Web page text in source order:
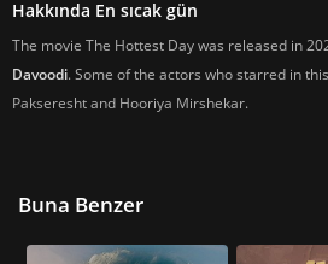
Hakkında En sıcak gün
The movie The Hottest Day was released in
Davoodi. Some of the actors who starred in
Pakseresht and Hooriya Mirshekar.
Buna Benzer